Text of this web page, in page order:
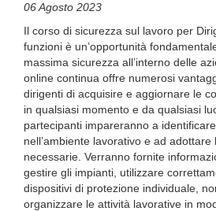
06 Agosto 2023
Il corso di sicurezza sul lavoro per
funzioni è un’opportunità
massima sicurezza all’interno delle
online continua offre numerosi
dirigenti di acquisire e aggiornare le
in qualsiasi momento e da qualsiasi
partecipanti impareranno a
nell’ambiente lavorativo e ad
necessarie. Verranno fornite
gestire gli impianti, utilizzare
dispositivi di protezione individuale,
organizzare le attività lavorative in